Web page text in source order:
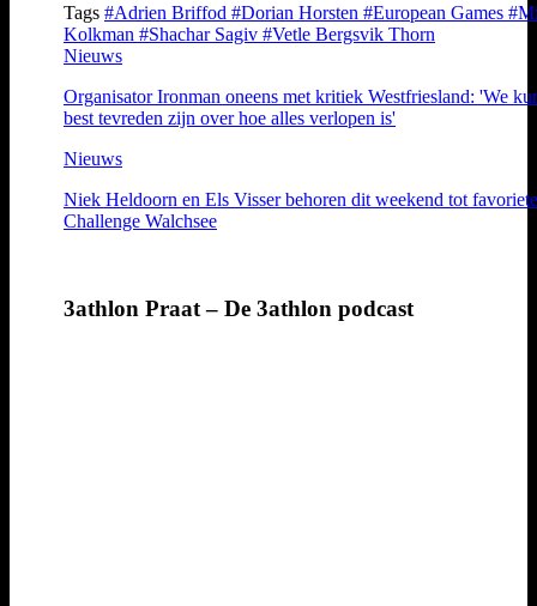
Tags #Adrien Briffod #Dorian Horsten #European Games
Kolkman #Shachar Sagiv #Vetle Bergsvik Thorn
Nieuws
Organisator Ironman oneens met kritiek Westfriesland: 'We
best tevreden zijn over hoe alles verlopen is'
Nieuws
Niek Heldoorn en Els Visser behoren dit weekend tot
Challenge Walchsee
3athlon Praat – De 3athlon podcast